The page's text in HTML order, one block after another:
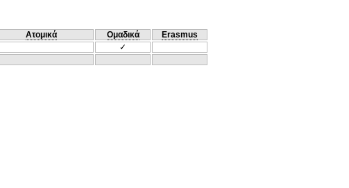
Ατομικά Ομαδικά
Erasmus
✓